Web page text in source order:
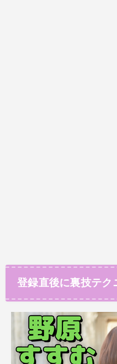
登録直後に裏技テク